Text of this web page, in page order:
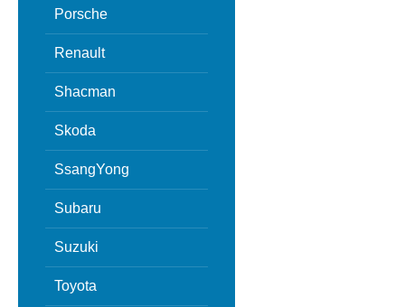
Porsche
Renault
Shacman
Skoda
SsangYong
Subaru
Suzuki
Toyota